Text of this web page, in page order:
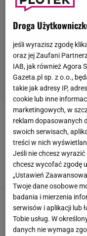
OPENER FESTIVAL
Paraliż
grzmią
Iwona
Droga
jeśli wyrazisz zgodę
oraz jej Zaufani
IAB, jak również Agora
Gazeta.pl sp. z o.o.,
takie jak adresy IP,
cookie lub inne
marketingowych, w
reklam dopasowanych
swoich serwisach,
treści w nich
Jeśli nie chcesz
chcesz wycofać zgodę
„Ustawień
Twoje dane osobowe
badania i mierzenia
serwisów i aplikacji lub
Tobie usług. W
danych nie wymaga